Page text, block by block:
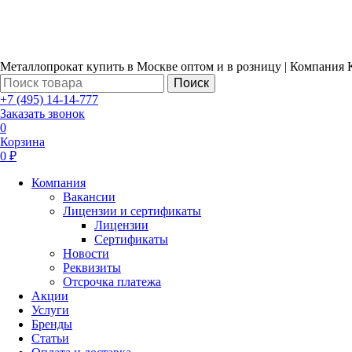
Металлопрокат купить в Москве оптом и в розницу | Компания
Поиск
+7 (495) 14-14-777
Заказать звонок
0
Корзина
0 ₽
Компания
Вакансии
Лицензии и сертификаты
Лицензии
Сертификаты
Новости
Реквизиты
Отсрочка платежа
Акции
Услуги
Бренды
Статьи